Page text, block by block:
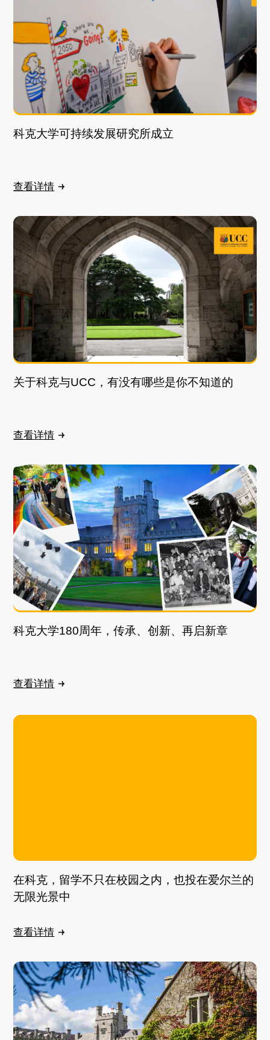
科克大学可持续发展研究所成立
查看详情
关于科克与UCC，有没有哪些是你不知道的
查看详情
科克大学180周年，传承、创新、再启新章
查看详情
在科克，留学不只在校园之内，也投在爱尔兰的
无限光景中
查看详情